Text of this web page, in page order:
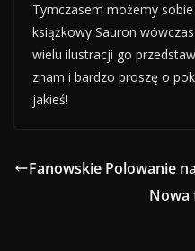
Tymczasem możemy
książkowy Sauron
wielu ilustracji go
znam i bardzo proszę o
jakieś!
Fanowskie Polowanie
Nowa